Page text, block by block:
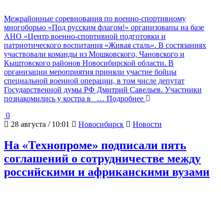
Межрайонные соревнования по военно-спортивному
многоборью «Под русским флагом!» организованы на базе
АНО «Центр военно-спортивной подготовки и
патриотического воспитания «Живая сталь». В состязаниях
участвовали команды из Мошковского, Чановского и
Кыштовского районов Новосибирской области. В
организации мероприятия приняли участие бойцы
специальной военной операции, в том числе депутат
Государственной думы РФ Дмитрий Савельев. Участники
познакомились у костра в
… Подробнее
0
28 августа / 10:01
Новосибирск Новости
На «Технопроме» подписали пять
соглашений о сотрудничестве между
российскими и африканскими вузами